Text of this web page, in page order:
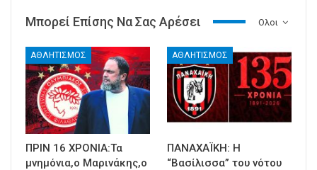
Ολοι
Μπορεί Επίσης Να Σας Αρέσει
ΑΘΛΗΤΙΣΜΟΣ
ΠΡΙΝ 16 ΧΡΟΝΙΑ:Τα
μνημόνια,ο Μαρινάκης,ο
ΑΘΛΗΤΙΣΜΟΣ
ΠΑΝΑΧΑΪΚΗ: Η
“Βασίλισσα” του νότου